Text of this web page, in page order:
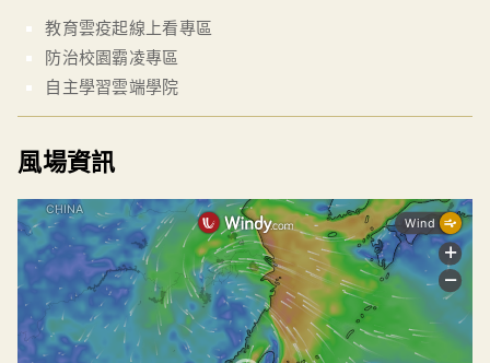
教育雲疫起線上看專區
防治校園霸凌專區
自主學習雲端學院
風場資訊